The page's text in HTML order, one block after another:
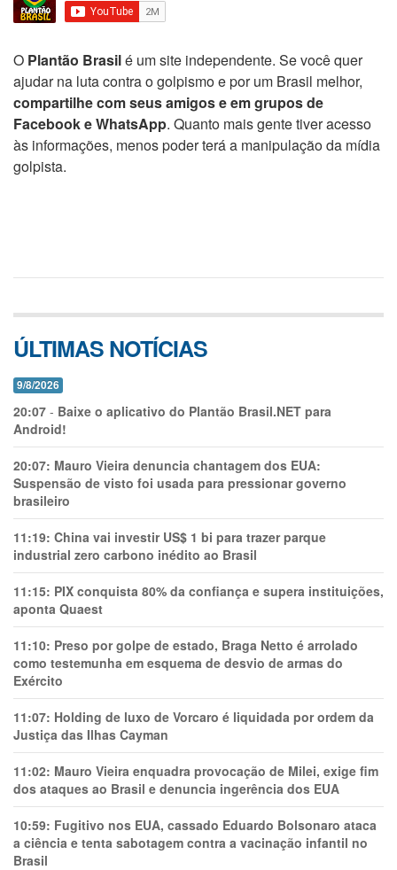
O Plantão Brasilé um site independente. Se você quer
ajudar na luta contra o golpismo e por um Brasil melhor,
compartilhe com seus amigos e em grupos de
Facebook e WhatsApp. Quanto mais gente tiver acesso
às informações, menos poder terá a manipulação da mídia
golpista.
ÚLTIMAS NOTÍCIAS
9/8/2026
20:07 - Baixe o aplicativo do Plantão Brasil.NET para
Android!
20:07: Mauro Vieira denuncia chantagem dos EUA:
Suspensão de visto foi usada para pressionar governo
brasileiro
11:19: China vai investir US$ 1 bi para trazer parque
industrial zero carbono inédito ao Brasil
11:15: PIX conquista 80% da confiança e supera instituições,
aponta Quaest
11:10: Preso por golpe de estado, Braga Netto é arrolado
como testemunha em esquema de desvio de armas do
Exército
11:07: Holding de luxo de Vorcaro é liquidada por ordem da
Justiça das Ilhas Cayman
11:02: Mauro Vieira enquadra provocação de Milei, exige fim
dos ataques ao Brasil e denuncia ingerência dos EUA
10:59: Fugitivo nos EUA, cassado Eduardo Bolsonaro ataca
a ciência e tenta sabotagem contra a vacinação infantil no
Brasil